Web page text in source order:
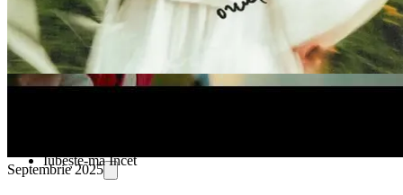
Iubește-mă Încet
Septembrie 2025